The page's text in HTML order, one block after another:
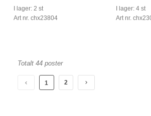
I lager: 2 st
Art nr. chx23804
I lager: 4 st
Art nr.
Totalt 44 poster
1 2